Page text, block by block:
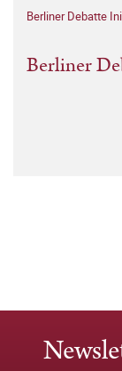
Berliner Debatte
Berliner